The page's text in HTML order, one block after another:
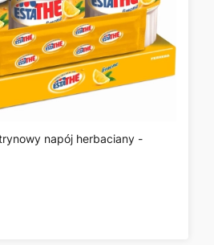
napój herbaciany -